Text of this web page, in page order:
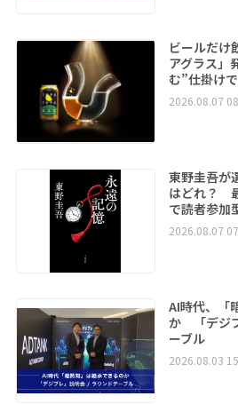
ビールだけ
アグラス
む”仕掛け
2026.08.07
東野圭吾が
はどれ？
で読者参加
2026.08.07
AI時代、「
か 「デジ
ーブル
2026.08.03